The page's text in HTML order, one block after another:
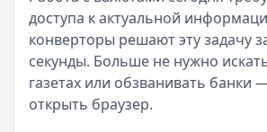
Сумма:30 000–3 000 000₽
Срок: до60мес.
ПСК:15.9%
Рейтинг:4.7(16 отзывов)
Азиатско-Тихоокеанский Банк —
Сумма:30 000–5 000 000
Рейтинг: 4.6
Деньги сразу— Стандартный
Сумма:до 100 000 ₽
Срок:до 365 дней
Рейтинг:4.6 (14 отзывов)
Cashiro— Займ
доступа к актуальной
конверторы решают эту задачу
секунды. Больше не нужно
газетах или обзванивать банки
открыть браузер.